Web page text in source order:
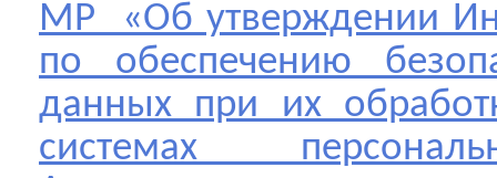
МР «Об утверждении
по обеспечению
данных при их
системах